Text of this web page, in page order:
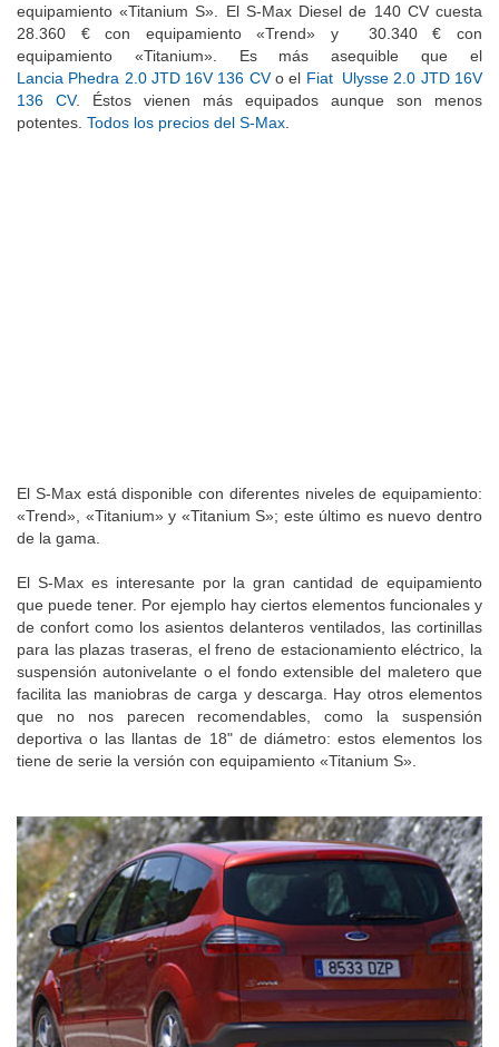
equipamiento «Titanium S». El S-Max Diesel de 140 CV cuesta
28.360 € con equipamiento «Trend» y 30.340 € con
equipamiento «Titanium». Es más asequible que el
Lancia Phedra 2.0 JTD 16V 136 CVo el Fiat Ulysse 2.0 JTD 16V
136 CV. Éstos vienen más equipados aunque son menos
potentes. Todos los precios del S-Max.
El S-Max está disponible con diferentes niveles de equipamiento:
«Trend», «Titanium» y «Titanium S»; este último es nuevo dentro
de la gama.
El S-Max es interesante por la gran cantidad de equipamiento
que puede tener. Por ejemplo hay ciertos elementos funcionales y
de confort como los asientos delanteros ventilados, las cortinillas
para las plazas traseras, el freno de estacionamiento eléctrico, la
suspensión autonivelante o el fondo extensible del maletero que
facilita las maniobras de carga y descarga. Hay otros elementos
que no nos parecen recomendables, como la suspensión
deportiva o las llantas de 18" de diámetro: estos elementos los
tiene de serie la versión con equipamiento «Titanium S».